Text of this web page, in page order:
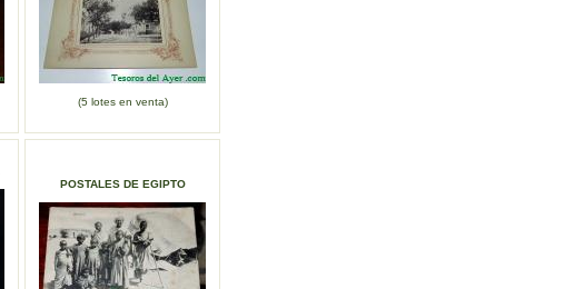
(5 lotes en venta)
POSTALES DE EGIPTO